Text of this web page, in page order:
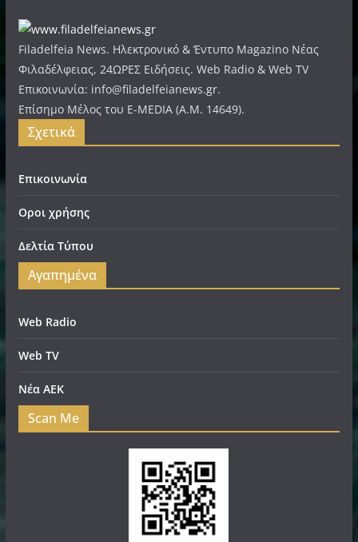
Filadelfeia News. Ηλεκτρονικό & Έντυπο Magazino Νέας
Φιλαδέλφειας, 24ΩΡΕΣ Ειδήσεις. Web Radio & Web TV
Επικοινωνία: info@filadelfeianews.gr.
Επίσημο Μέλος του E-MEDIA (A.M. 14649).
Σχετικά
Επικοινωνία
Οροι χρήσης
Δελτία Τύπου
Αγαπημένα
Web Radio
Web TV
Νέα ΑΕΚ
Scan Me